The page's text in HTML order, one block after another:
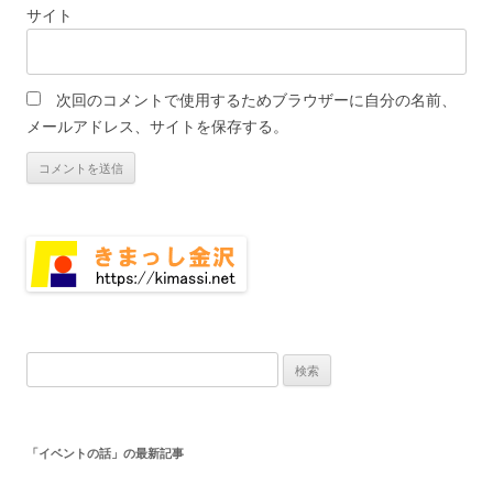
サイト
次回のコメントで使用するためブラウザーに自分の名前、
メールアドレス、サイトを保存する。
索:
「イベントの話」の最新記事